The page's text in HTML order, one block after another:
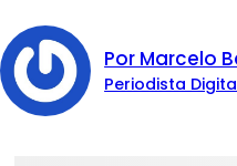
Por Marcelo
Periodista